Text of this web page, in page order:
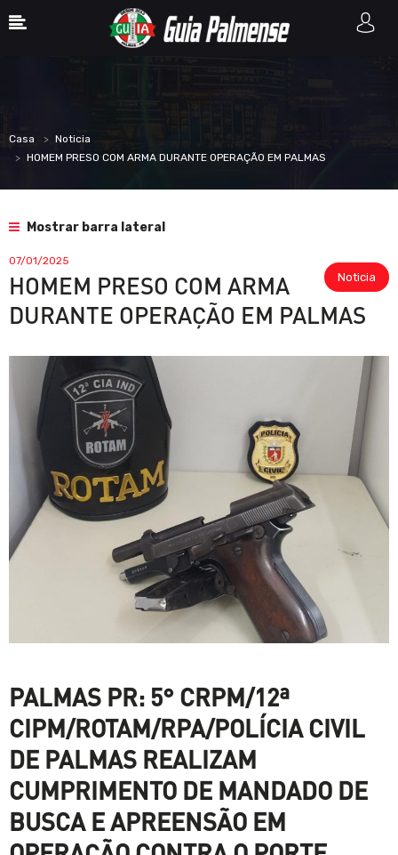
Casa
Noticia
HOMEM PRESO COM ARMA DURANTE OPERAÇÃO EM PALMAS
Mostrar barra lateral
Noticia
07/01/2025
HOMEM PRESO COM ARMA
DURANTE OPERAÇÃO EM PALMAS
PALMAS PR: 5° CRPM/12ª
CIPM/ROTAM/RPA/POLÍCIA CIVIL
DE PALMAS REALIZAM
CUMPRIMENTO DE MANDADO DE
BUSCA E APREENSÃO EM